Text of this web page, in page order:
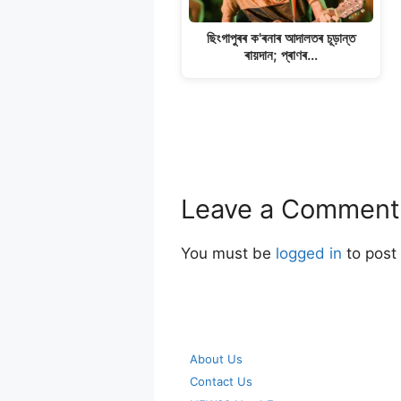
ছিংগাপুৰৰ ক'ৰনাৰ আদালতৰ চূড়ান্ত
ৰায়দান; প্ৰাণৰ…
Leave a Comment
You must be logged in to post
About Us
Contact Us